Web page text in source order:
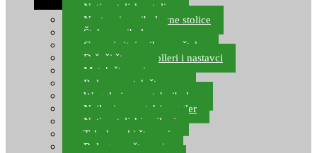
Natjecateljske stolice
Nastavci za ribolovne stolice
Šteke za ribolov
Gume i sitni pribor za šteku
Držači štapova rolleri i nastavci
Match štapovi
Role za match štapove
Waggleri za match ribolov
Najloni za match/waggler
Natjecateljski najloni
Teleskopski štapovi
Bolognese štapovi